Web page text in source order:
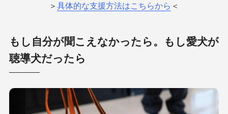
＞ 具体的な支援方法はこちらから ＜
もし自分が聞こえなかったら。もし愛犬が
聴導犬だったら